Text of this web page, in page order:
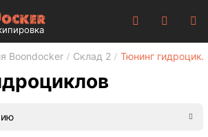
Boondocker Склад 2 Тюнинг